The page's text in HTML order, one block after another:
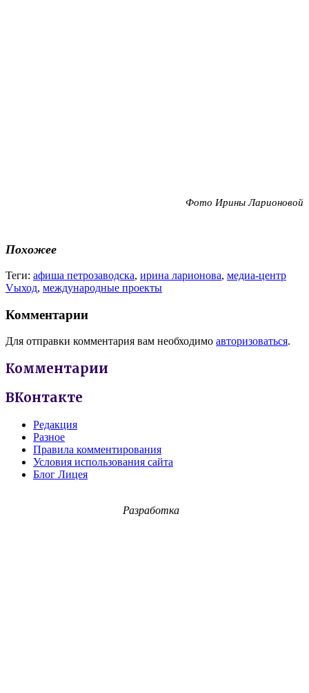
Фото Ирины Ларионовой
Похожее
Теги: афиша петрозаводска, ирина ларионова, медиа-центр
Vыход, международные проекты
Комментарии
Для отправки комментария вам необходимо авторизоваться.
Комментарии
ВКонтакте
Редакция
Разное
Правила комментирования
Условия использования сайта
Блог Лицея
Разработка